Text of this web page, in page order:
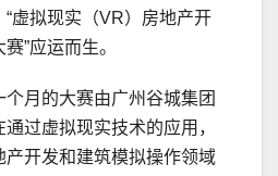
虚拟现实（VR）房地产开
”应运而生。
月的大赛由广州谷城集团
过虚拟现实技术的应用，
产开发和建筑模拟操作领域